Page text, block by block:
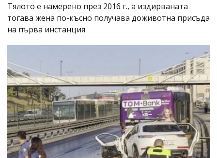
Тялото е намерено през 2016 г., а издирваната
тогава жена по-късно получава доживотна присъда
на първа инстанция